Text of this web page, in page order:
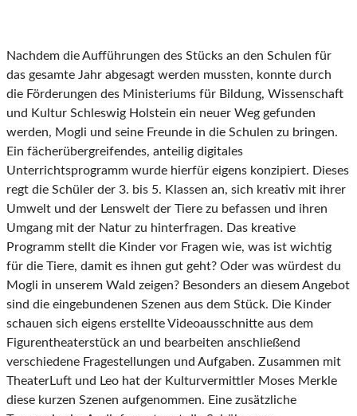
Nachdem die Aufführungen des Stücks an den Schulen für
das gesamte Jahr abgesagt werden mussten, konnte durch
die Förderungen des Ministeriums für Bildung, Wissenschaft
und Kultur Schleswig Holstein ein neuer Weg gefunden
werden, Mogli und seine Freunde in die Schulen zu bringen.
Ein fächerübergreifendes, anteilig digitales
Unterrichtsprogramm wurde hierfür eigens konzipiert. Dieses
regt die Schüler der 3. bis 5. Klassen an, sich kreativ mit ihrer
Umwelt und der Lenswelt der Tiere zu befassen und ihren
Umgang mit der Natur zu hinterfragen. Das kreative
Programm stellt die Kinder vor Fragen wie, was ist wichtig
für die Tiere, damit es ihnen gut geht? Oder was würdest du
Mogli in unserem Wald zeigen? Besonders an diesem Angebot
sind die eingebundenen Szenen aus dem Stück. Die Kinder
schauen sich eigens erstellte Videoausschnitte aus dem
Figurentheaterstück an und bearbeiten anschließend
verschiedene Fragestellungen und Aufgaben. Zusammen mit
TheaterLuft und Leo hat der Kulturvermittler Moses Merkle
diese kurzen Szenen aufgenommen. Eine zusätzliche